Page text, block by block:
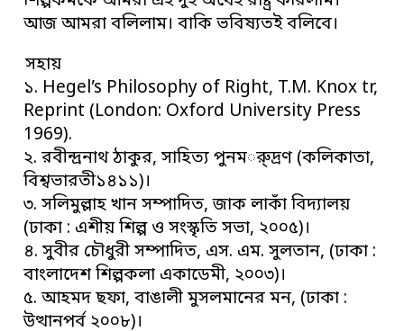
আজ আমরা বলিলাম। বাকি ভবিষ্যতই বলিবে।
সহায়
১. Hegel’s Philosophy of Right, T.M. Knox tr,
Reprint (London: Oxford University Press
1969).
২. রবীন্দ্রনাথ ঠাকুর, সাহিত্য পুনমর্ুদ্রণ (কলিকাতা,
বিশ্বভারতী১৪১১)।
৩. সলিমুল্লাহ খান সম্পাদিত, জাক লাকাঁ বিদ্যালয়
(ঢাকা : এশীয় শিল্প ও সংস্কৃতি সভা, ২০০৫)।
৪. সুবীর চৌধুরী সম্পাদিত, এস. এম. সুলতান, (ঢাকা :
বাংলাদেশ শিল্পকলা একাডেমী, ২০০৩)।
৫. আহমদ ছফা, বাঙালী মুসলমানের মন, (ঢাকা :
উত্থানপর্ব ২০০৮)।